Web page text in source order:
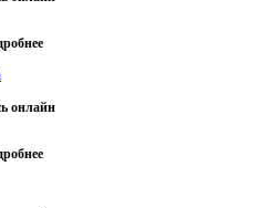
онлайн